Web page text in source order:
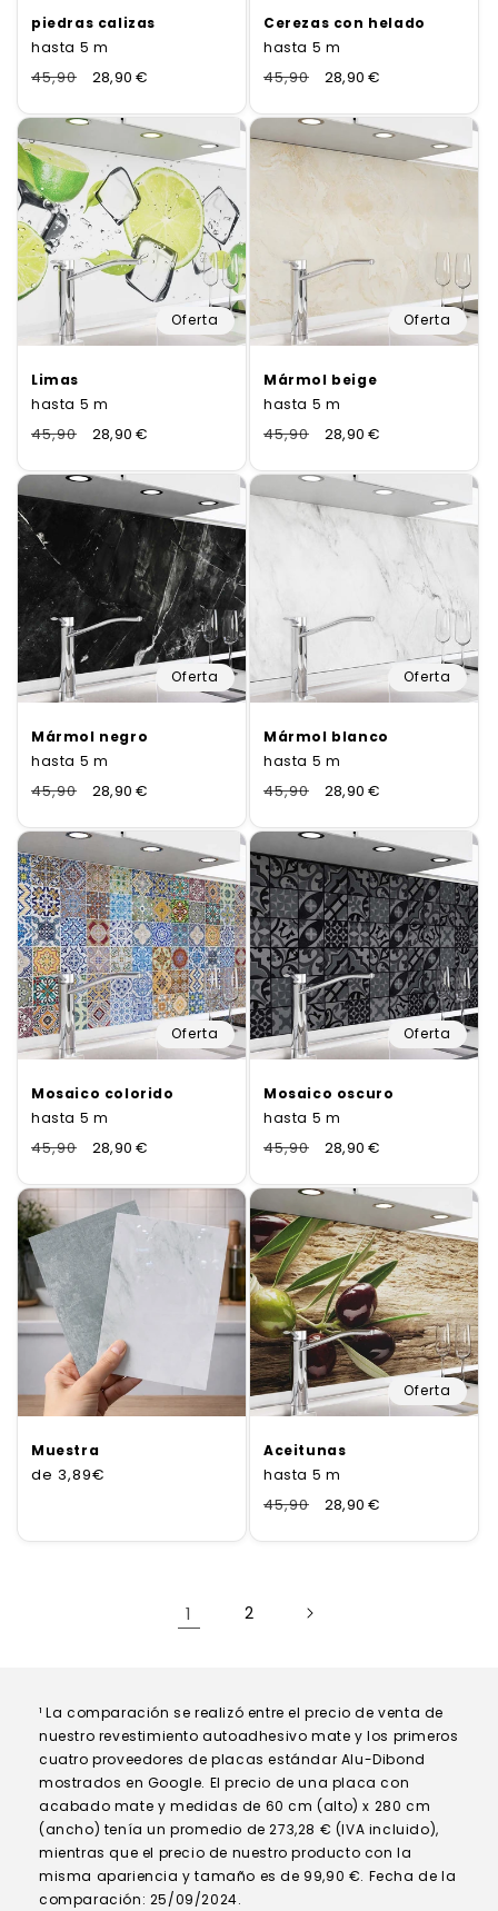
piedras calizas
hasta 5 m
Normaler
45,90 Verkaufspreis
28,90 €
Cerezas con helado
hasta 5 m
Normaler
45,90 Verkaufspreis
28,90 €
Oferta
Limas
hasta 5 m
Normaler
45,90 Verkaufspreis
28,90 €
Oferta
Mármol beige
hasta 5 m
Normaler
45,90 Verkaufspreis
28,90 €
Oferta
Mármol negro
hasta 5 m
Normaler
45,90 Verkaufspreis
28,90 €
Oferta
Mármol blanco
hasta 5 m
Normaler
45,90 Verkaufspreis
28,90 €
Oferta
Mosaico colorido
hasta 5 m
Normaler
45,90 Verkaufspreis
28,90 €
Oferta
Mosaico oscuro
hasta 5 m
Normaler
45,90 Verkaufspreis
28,90 €
Muestra
de Precio
3,89€
Oferta
Aceitunas
hasta 5 m
Normaler
45,90 Verkaufspreis
28,90 €
1 2
¹ La comparación se realizó entre el precio de venta de
nuestro revestimiento autoadhesivo mate y los primeros
cuatro proveedores de placas estándar Alu-Dibond
mostrados en Google. El precio de una placa con
acabado mate y medidas de 60 cm (alto) x 280 cm
(ancho) tenía un promedio de 273,28 € (IVA incluido),
mientras que el precio de nuestro producto con la
misma apariencia y tamaño es de 99,90 €. Fecha de la
comparación: 25/09/2024.